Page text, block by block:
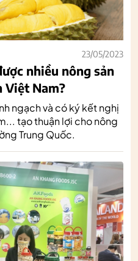
23/05/2023
nhiều nông sản
Việt Nam?
ngạch và có ký kết nghị
tạo thuận lợi cho nông
Trung Quốc.